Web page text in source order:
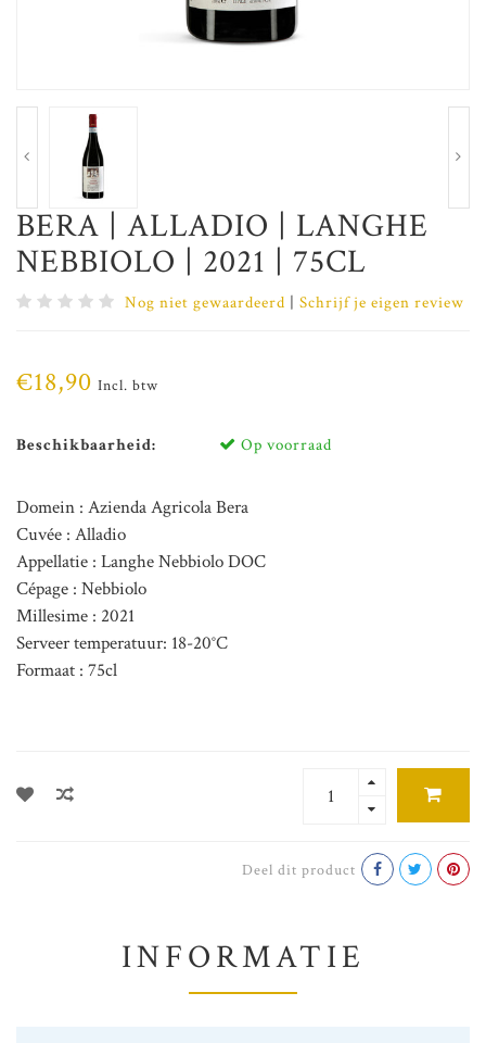
BERA | ALLADIO | LANGHE
NEBBIOLO | 2021 | 75CL
Nog niet gewaardeerd | Schrijf je eigen review
€18,90 Incl. btw
Beschikbaarheid: Op voorraad
Domein : Azienda Agricola Bera
Cuvée : Alladio
Appellatie : Langhe Nebbiolo DOC
Cépage : Nebbiolo
Millesime : 2021
Serveer temperatuur: 18-20°C
Formaat : 75cl
Deel dit product
INFORMATIE